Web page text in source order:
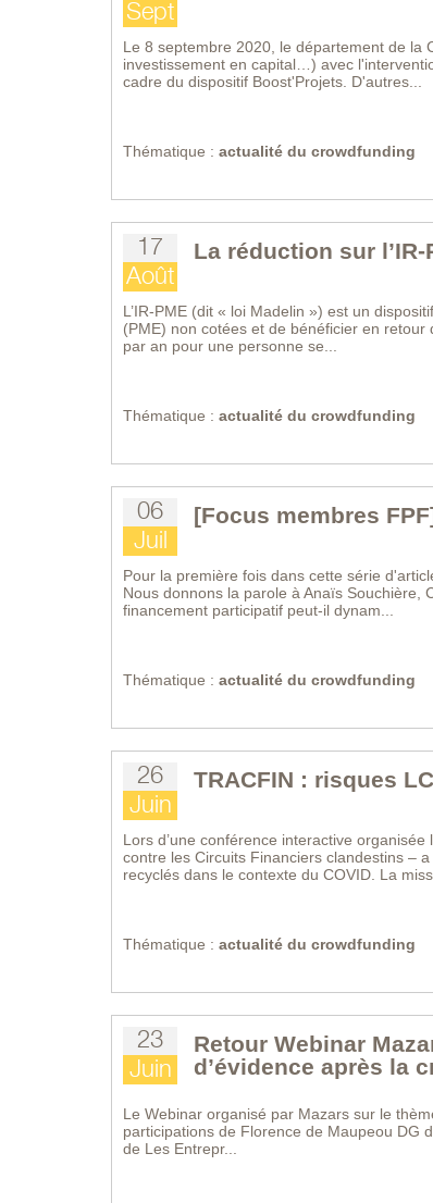
Sept
Le 8 septembre 2020, le département de la
investissement en capital…) avec
cadre du dispositif Boost'Projets. D'autres...
Thématique : actualité du crowdfunding
17
Août
La réduction sur l’IR-
L’IR-PME (dit « loi Madelin ») est un
(PME) non cotées et de bénéficier en
par an pour une personne se...
Thématique : actualité du crowdfunding
06
Juil
[Focus membres
Pour la première fois dans cette série
Nous donnons la parole à Anaïs
financement participatif peut-il dynam...
Thématique : actualité du crowdfunding
26
Juin
TRACFIN : risques
Lors d’une conférence interactive
contre les Circuits Financiers clandestins –
recyclés dans le contexte du COVID. La
Thématique : actualité du crowdfunding
23
Juin
Retour Webinar
d’évidence après la
Le Webinar organisé par Mazars sur le
participations de Florence de Maupeou DG
de Les Entrepr...